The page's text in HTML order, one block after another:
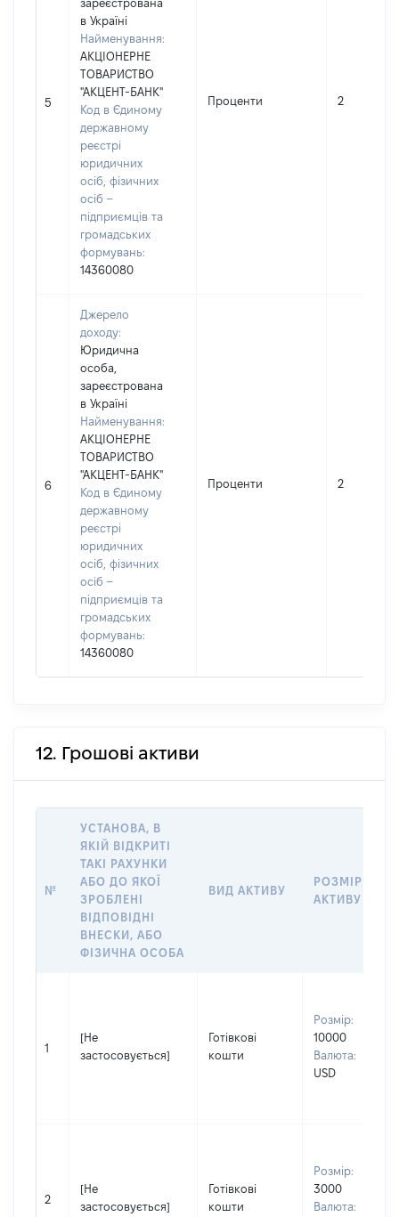
5
зареєстрована
в Україні
Найменування:
АКЦІОНЕРНЕ
ТОВАРИСТВО
"АКЦЕНТ-БАНК"
Код в Єдиному
державному
реєстрі
юридичних
осіб, фізичних
осіб –
підприємців та
громадських
формувань:
14360080
Проценти 2
6
Джерело
доходу:
Юридична
особа,
зареєстрована
в Україні
Найменування:
АКЦІОНЕРНЕ
ТОВАРИСТВО
"АКЦЕНТ-БАНК"
Код в Єдиному
державному
реєстрі
юридичних
осіб, фізичних
осіб –
підприємців та
громадських
формувань:
14360080
Проценти 2
12. Грошові активи
№
УСТАНОВА, В
ЯКІЙ ВІДКРИТІ
ТАКІ РАХУНКИ
АБО ДО ЯКОЇ
ЗРОБЛЕНІ
ВІДПОВІДНІ
ВНЕСКИ, АБО
ФІЗИЧНА ОСОБА
ВИД АКТИВУ
РОЗМІР
АКТИВУ
1
[Не
застосовується]
Готівкові
кошти
Розмір:
10000
Валюта:
USD
2
[Не
застосовується]
Готівкові
кошти
Розмір:
3000
Валюта: